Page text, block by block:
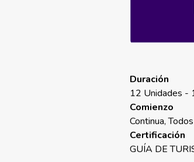
Duración
12 Unidades -
Comienzo
Continua,
Certificación
GUÍA DE